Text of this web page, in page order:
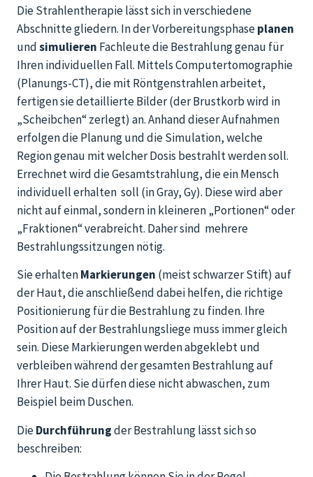
Die Strahlentherapie lässt sich in verschiedene
Abschnitte gliedern. In der Vorbereitungsphaseplanen
undsimulieren Fachleute die Bestrahlung genau für
Ihren individuellen Fall. Mittels Computertomographie
(Planungs-CT), die mit Röntgenstrahlen arbeitet,
fertigen sie detaillierte Bilder (der Brustkorb wird in
„Scheibchen“ zerlegt) an. Anhand dieser Aufnahmen
erfolgen die Planung und die Simulation, welche
Region genau mit welcher Dosis bestrahlt werden soll.
Errechnet wird die Gesamtstrahlung, die ein Mensch
individuell erhalten soll (in Gray, Gy). Diese wird aber
nicht auf einmal, sondern in kleineren „Portionen“ oder
„Fraktionen“ verabreicht. Daher sind mehrere
Bestrahlungssitzungen nötig.
Sie erhaltenMarkierungen (meist schwarzer Stift) auf
der Haut, die anschließend dabei helfen, die richtige
Positionierung für die Bestrahlung zu finden. Ihre
Position auf der Bestrahlungsliege muss immer gleich
sein. Diese Markierungen werden abgeklebt und
verbleiben während der gesamten Bestrahlung auf
Ihrer Haut. Sie dürfen diese nicht abwaschen, zum
Beispiel beim Duschen.
DieDurchführungder Bestrahlung lässt sich so
beschreiben: